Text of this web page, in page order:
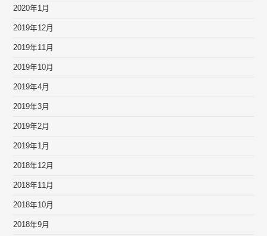
2020年1月
2019年12月
2019年11月
2019年10月
2019年4月
2019年3月
2019年2月
2019年1月
2018年12月
2018年11月
2018年10月
2018年9月